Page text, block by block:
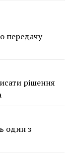
передачу
рішення
один з